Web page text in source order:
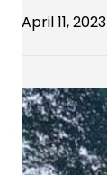
April 11, 2023